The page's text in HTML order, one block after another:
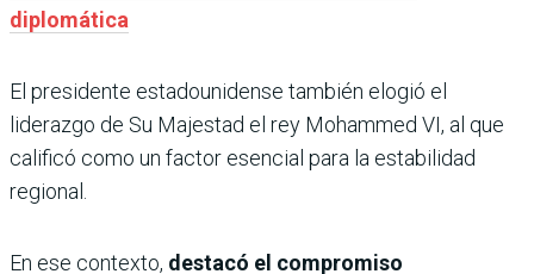
diplomática
El presidente estadounidense también elogió el
liderazgo de Su Majestad el rey Mohammed VI, al que
calificó como un factor esencial para la estabilidad
regional.
En ese contexto, destacó el compromiso